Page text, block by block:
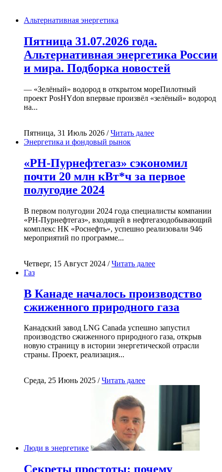
Альтернативная энергетика
Пятница 31.07.2026 года.
Альтернативная энергетика России
и мира. Подборка новостей
— «Зелёный» водород в открытом мореПилотный
проект PosHYdon впервые произвёл «зелёный» водород
на...
Пятница, 31 Июль 2026 /Читать далее
Энергетика и фондовый рынок
«РН-Пурнефтегаз» сэкономил
почти 20 млн кВт*ч за первое
полугодие 2024
В первом полугодии 2024 года специалисты компании
«РН-Пурнефтегаз», входящей в нефтегазодобывающий
комплекс НК «Роснефть», успешно реализовали 946
мероприятий по программе...
Четверг, 15 Август 2024 /Читать далее
Газ
В Канаде началось производство
сжиженного природного газа
Канадский завод LNG Canada успешно запустил
производство сжиженного природного газа, открыв
новую страницу в истории энергетической отрасли
страны. Проект, реализация...
Среда, 25 Июнь 2025 /Читать далее
Люди в энергетике
Секреты простоты: почему